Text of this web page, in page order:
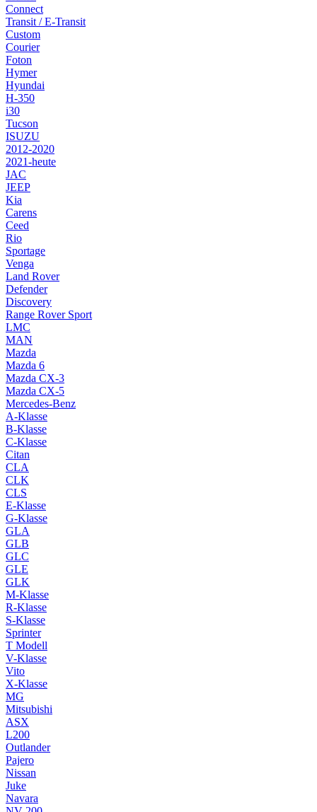
Connect
Transit / E-Transit
Custom
Courier
Foton
Hymer
Hyundai
H-350
i30
Tucson
ISUZU
2012-2020
2021-heute
JAC
JEEP
Kia
Carens
Ceed
Rio
Sportage
Venga
Land Rover
Defender
Discovery
Range Rover Sport
LMC
MAN
Mazda
Mazda 6
Mazda CX-3
Mazda CX-5
Mercedes-Benz
A-Klasse
B-Klasse
C-Klasse
Citan
CLA
CLK
CLS
E-Klasse
G-Klasse
GLA
GLB
GLC
GLE
GLK
M-Klasse
R-Klasse
S-Klasse
Sprinter
T Modell
V-Klasse
Vito
X-Klasse
MG
Mitsubishi
ASX
L200
Outlander
Pajero
Nissan
Juke
Navara